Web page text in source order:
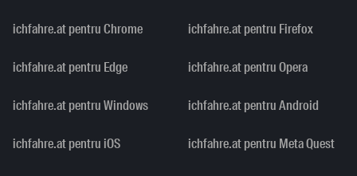
ichfahre.at pentru Chrome ichfahre.at pentru Firefox
ichfahre.at pentru Edge ichfahre.at pentru Opera
ichfahre.at pentru Windows ichfahre.at pentru Android
ichfahre.at pentru iOS ichfahre.at pentru Meta Quest